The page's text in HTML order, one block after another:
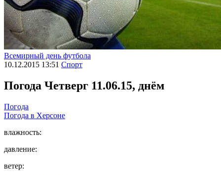
Всемирный день футбола
10.12.2015 13:51 Спорт
Погода Четверг 11.06.15, днём
Погода
Погода в Херсоне
влажность:
давление:
ветер: